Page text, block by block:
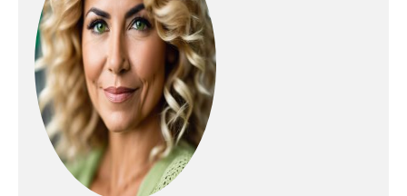
inclinable (3 positions).
Filet de rangement